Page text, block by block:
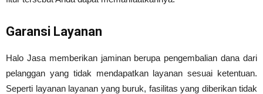
Garansi Layanan
Halo Jasa memberikan jaminan berupa pengembalian dana dari
pelanggan yang tidak mendapatkan layanan sesuai ketentuan.
Seperti layanan layanan yang buruk, fasilitas yang diberikan tidak